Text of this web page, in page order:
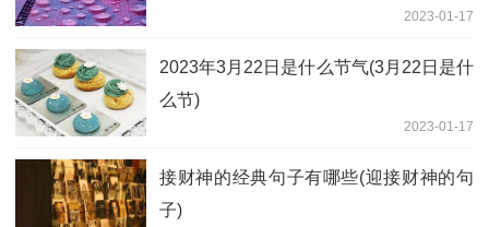
2023-01-17
2023年3月22日是什么节气(3月22日是什
么节)
2023-01-17
接财神的经典句子有哪些(迎接财神的句
子)